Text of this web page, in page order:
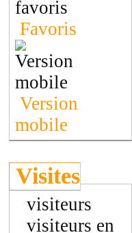
Favoris
Version
mobile
Visites
visiteurs
visiteurs en